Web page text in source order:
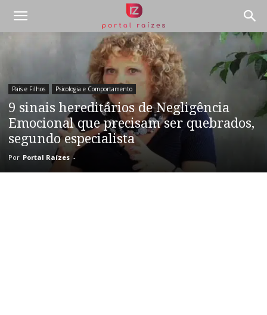
Pais e Filhos Psicologia e Comportamento
9 sinais hereditários de Negligência
Emocional que precisam ser quebrados,
segundo especialista
Por Portal Raízes -